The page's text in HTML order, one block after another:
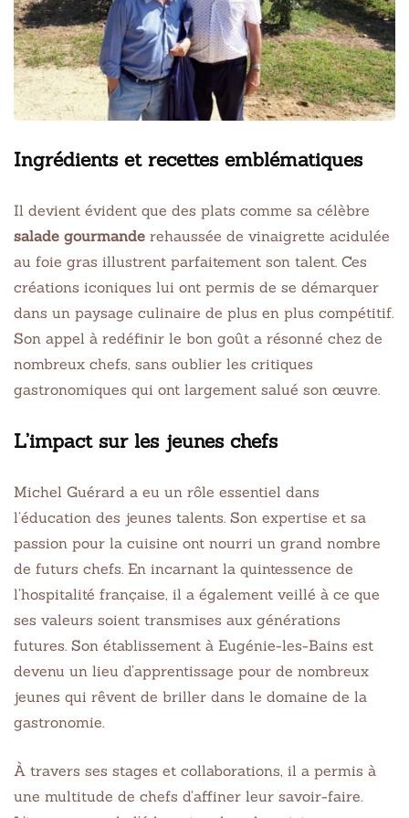
Ingrédients et recettes emblématiques
Il devient évident que des plats comme sa célèbre
salade gourmande rehaussée de vinaigrette acidulée
au foie gras illustrent parfaitement son talent. Ces
créations iconiques lui ont permis de se démarquer
dans un paysage culinaire de plus en plus compétitif.
Son appel à redéfinir le bon goût a résonné chez de
nombreux chefs, sans oublier les critiques
gastronomiques qui ont largement salué son œuvre.
L’impact sur les jeunes chefs
Michel Guérard a eu un rôle essentiel dans
l’éducation des jeunes talents. Son expertise et sa
passion pour la cuisine ont nourri un grand nombre
de futurs chefs. En incarnant la quintessence de
l’hospitalité française, il a également veillé à ce que
ses valeurs soient transmises aux générations
futures. Son établissement à Eugénie-les-Bains est
devenu un lieu d’apprentissage pour de nombreux
jeunes qui rêvent de briller dans le domaine de la
gastronomie.
À travers ses stages et collaborations, il a permis à
une multitude de chefs d’affiner leur savoir-faire.